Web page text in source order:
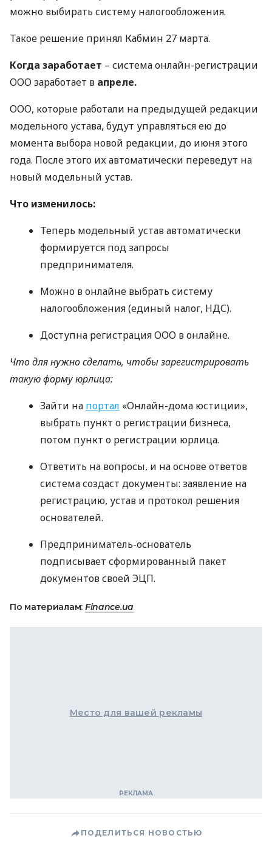
можно выбирать систему налогообложения.
Такое решение принял Кабмин 27 марта.
Когда заработает – система онлайн-регистрации
ООО заработает в апреле.
ООО, которые работали на предыдущей редакции
модельного устава, будут управляться ею до
момента выбора новой редакции, до июня этого
года. После этого их автоматически переведут на
новый модельный устав.
Что изменилось:
Теперь модельный устав автоматически
формируется под запросы
предпринимателя.
Можно в онлайне выбрать систему
налогообложения (единый налог, НДС).
Доступна регистрацияООО в онлайне.
Что для нужно сделать, чтобы зарегистрировать
такую форму юрлица:
Зайти на портал «Онлайн-дома юстиции»,
выбрать пункт о регистрации бизнеса,
потом пункт о регистрации юрлица.
Ответить на вопросы, и на основе ответов
система создаст документы: заявление на
регистрацию, устав и протокол решения
основателей.
Предприниматель-основатель
подписывает сформированный пакет
документов своей ЭЦП.
По материалам: Finance.ua
Место для вашей рекламы
ПОДЕЛИТЬСЯ НОВОСТЬЮ